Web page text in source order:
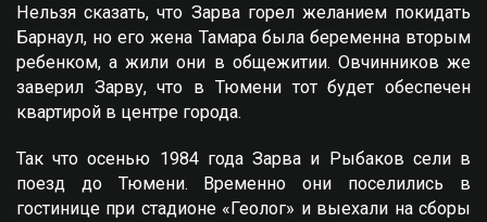
Нельзя сказать, что Зарва горел желанием покидать
Барнаул, но его жена Тамара была беременна вторым
ребенком, а жили они в общежитии. Овчинников же
заверил Зарву, что в Тюмени тот будет обеспечен
квартирой в центре города.
Так что осенью 1984 года Зарва и Рыбаков сели в
поезд до Тюмени. Временно они поселились в
гостинице при стадионе «Геолог» и выехали на сборы